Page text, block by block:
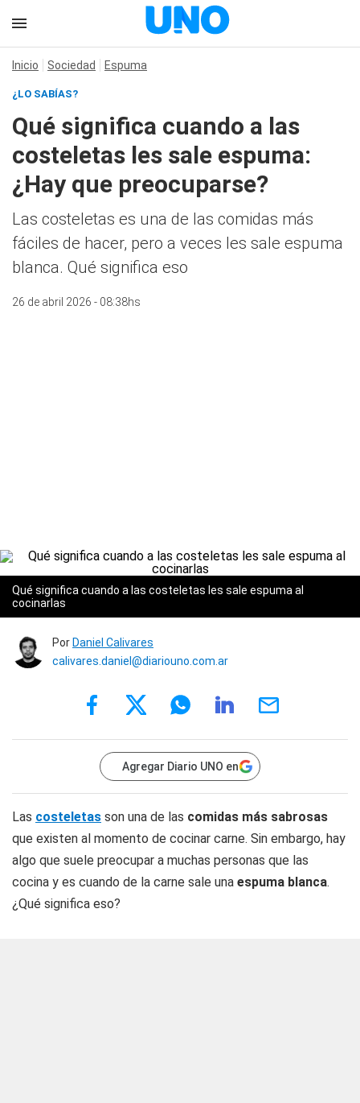
Inicio Sociedad Espuma
¿LO SABÍAS?
Qué significa cuando a las
costeletas les sale espuma:
¿Hay que preocuparse?
Las costeletas es una de las comidas más
fáciles de hacer, pero a veces les sale espuma
blanca. Qué significa eso
26 de abril 2026 - 08:38hs
Qué significa cuando a las costeletas les sale espuma al
cocinarlas
Por Daniel Calivares
calivares.daniel@diariouno.com.ar
Agregar Diario UNO en
Las costeletas son una de las comidas más sabrosas
que existen al momento de cocinar carne. Sin embargo, hay
algo que suele preocupar a muchas personas que las
cocina y es cuando de la carne sale una espuma blanca.
¿Qué significa eso?